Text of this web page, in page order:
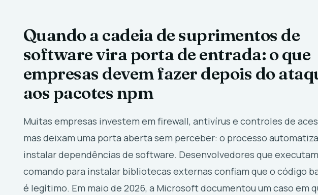
Quando a cadeia de suprimentos de
software vira porta de entrada: o que
empresas devem fazer depois do
aos pacotes npm
Muitas empresas investem em firewall, antivírus e controles de
mas deixam uma porta aberta sem perceber: o processo
instalar dependências de software. Desenvolvedores que
comando para instalar bibliotecas externas confiam que o código
é legítimo. Em maio de 2026, a Microsoft documentou um caso em